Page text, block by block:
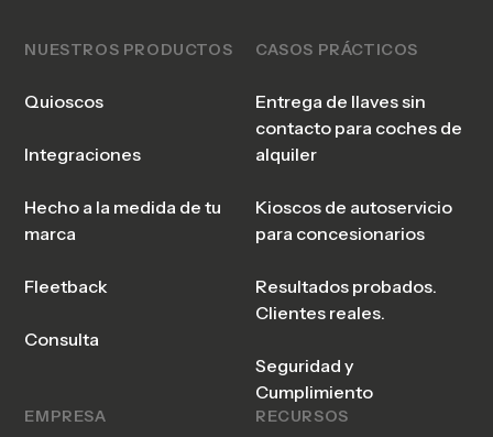
NUESTROS PRODUCTOS
Quioscos
Integraciones
Hecho a la medida de tu
marca
Fleetback
Consulta
CASOS PRÁCTICOS
Entrega de llaves sin
contacto para coches de
alquiler
Kioscos de autoservicio
para concesionarios
Resultados probados.
Clientes reales.
Seguridad y
Cumplimiento
EMPRESA RECURSOS